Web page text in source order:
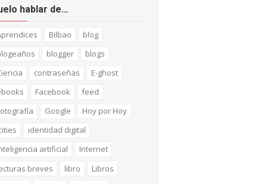
hablar de…
Bilbao
blog
blogger
blogs
contraseñas
E-ghost
Facebook
feed
Google
Hoy por Hoy
identidad digital
artificial
Internet
breves
libro
Libros